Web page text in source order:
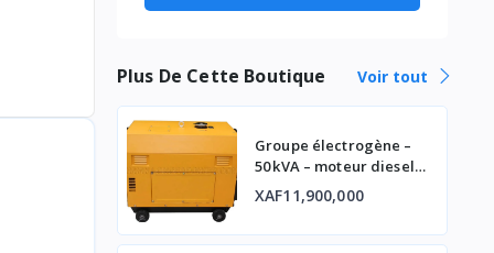
Plus De Cette Boutique Voir tout
Groupe électrogène –
50 kVA – moteur diesel
industriel
XAF11,900,000